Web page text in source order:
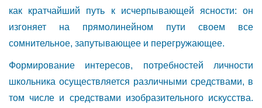
как кратчайший путь к исчерпывающей ясности: он
изгоняет на прямолинейном пути своем все
сомнительное, запутывающее и перегружающее.
Формирование интересов, потребностей личности
школьника осуществляется различными средствами, в
том числе и средствами изобразительного искусства.